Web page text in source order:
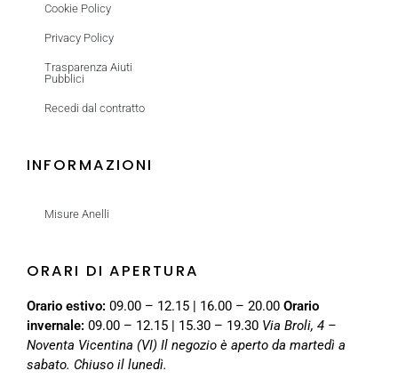
Cookie Policy
Privacy Policy
Trasparenza Aiuti
Pubblici
Recedi dal contratto
INFORMAZIONI
Misure Anelli
ORARI DI APERTURA
Orario estivo: 09.00 – 12.15 | 16.00 – 20.00 Orario
invernale: 09.00 – 12.15 | 15.30 – 19.30 Via Broli, 4 –
Noventa Vicentina (VI) Il negozio è aperto da martedì a
sabato. Chiuso il lunedì.